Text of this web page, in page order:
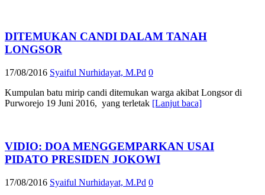
DITEMUKAN CANDI DALAM TANAH
LONGSOR
17/08/2016 Syaiful Nurhidayat, M.Pd 0
Kumpulan batu mirip candi ditemukan warga akibat Longsor di
Purworejo 19 Juni 2016, yang terletak [Lanjut baca]
VIDIO: DOA MENGGEMPARKAN USAI
PIDATO PRESIDEN JOKOWI
17/08/2016 Syaiful Nurhidayat, M.Pd 0